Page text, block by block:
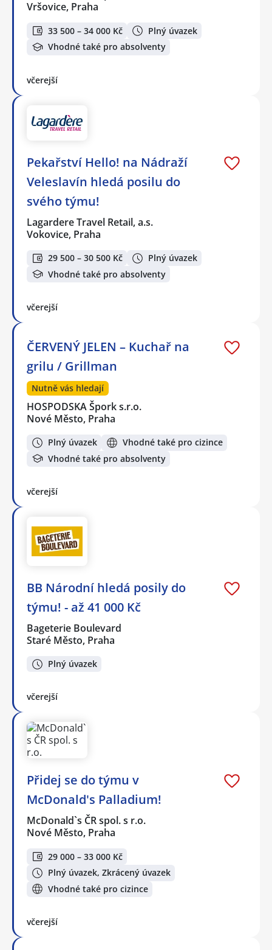
Vršovice, Praha
33 500 – 34 000 Kč
Plný úvazek
Vhodné také pro absolventy
včerejší
Pekařství Hello! na Nádraží
Veleslavín hledá posilu do
svého týmu!
Lagardere Travel Retail, a.s.
Vokovice, Praha
29 500 – 30 500 Kč
Plný úvazek
Vhodné také pro absolventy
včerejší
ČERVENÝ JELEN – Kuchař na
grilu / Grillman
Nutně vás hledají
HOSPODSKA Špork s.r.o.
Nové Město, Praha
Plný úvazek
Vhodné také pro cizince
Vhodné také pro absolventy
včerejší
BB Národní hledá posily do
týmu! - až 41 000 Kč
Bageterie Boulevard
Staré Město, Praha
Plný úvazek
včerejší
Přidej se do týmu v
McDonald's Palladium!
McDonald`s ČR spol. s r.o.
Nové Město, Praha
29 000 – 33 000 Kč
Plný úvazek, Zkrácený úvazek
Vhodné také pro cizince
včerejší